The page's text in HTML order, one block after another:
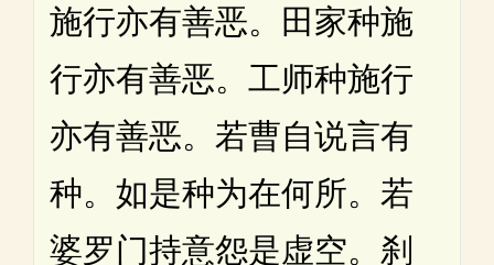
施行亦有善恶。田家种施
行亦有善恶。工师种施行
亦有善恶。若曹自说言有
种。如是种为在何所。若
婆罗门持意怨是虚空。刹